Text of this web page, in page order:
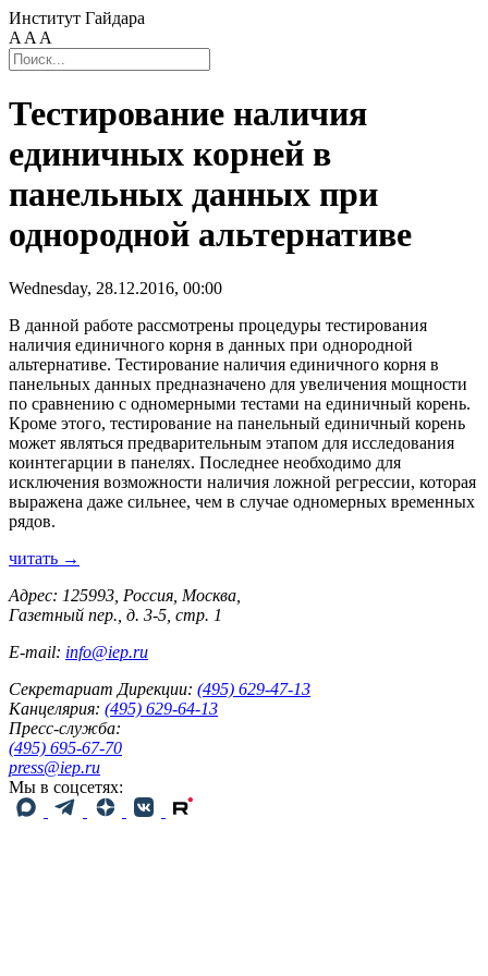
Институт Гайдара
A A A
Тестирование наличия
единичных корней в
панельных данных при
однородной альтернативе
Wednesday, 28.12.2016, 00:00
В данной работе рассмотрены процедуры тестирования
наличия единичного корня в данных при однородной
альтернативе. Тестирование наличия единичного корня в
панельных данных предназначено для увеличения мощности
по сравнению с одномерными тестами на единичный корень.
Кроме этого, тестирование на панельный единичный корень
может являться предварительным этапом для исследования
коинтегарции в панелях. Последнее необходимо для
исключения возможности наличия ложной регрессии, которая
выражена даже сильнее, чем в случае одномерных временных
рядов.
читать →
Адрес: 125993, Россия, Москва,
Газетный пер., д. 3-5, стр. 1
E-mail: info@iep.ru
Секретариат Дирекции: (495) 629-47-13
Канцелярия: (495) 629-64-13
Пресс-служба:
(495) 695-67-70
press@iep.ru
Мы в соцсетях: